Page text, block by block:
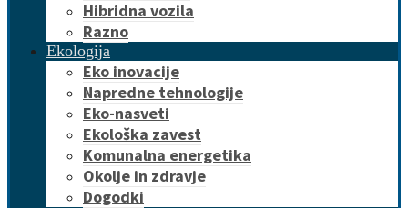
Hibridna vozila
Razno
Ekologija
Eko inovacije
Napredne tehnologije
Eko-nasveti
Ekološka zavest
Komunalna energetika
Okolje in zdravje
Dogodki